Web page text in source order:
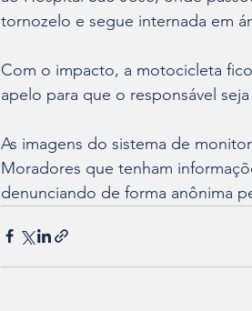
tornozelo e segue internada em
Com o impacto, a motocicleta
apelo para que o responsável
As imagens do sistema de
Moradores que tenham
denunciando de forma anônima